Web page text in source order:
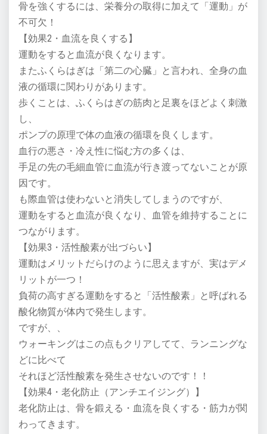
骨を強くするには、栄養分の取得に加えて「運動」が
不可欠！
【効果2・血流を良くする】
運動をすると血流が良くなります。
またふくらはぎは「第二の心臓」と言われ、全身の血
液の循環に関わりがあります。
歩くことは、ふくらはぎの筋肉と足裏をほどよく刺激
し、
ポンプの原理で体の血液の循環を良くします。
血行の悪さ・冷え性に悩む方の多くは、
手足の先の毛細血管に血流が行き渡ってないことが原
因です。
も際血管は使わないと消失してしまうのですが、
運動をすると血流が良くなり、血管を維持することに
つながります。
【効果3・活性酸素が出づらい】
運動はメリットだらけのように思えますが、実はデメ
リットが一つ！
負荷の高すぎる運動をすると「活性酸素」と呼ばれる
酸化物質が体内で発生します。
ですが、、
ウォーキングはこの点もクリアしてて、ランニングな
どに比べて
それほど活性酸素を発生させないのです！！
【効果4・老化防止（アンチエイジング）】
老化防止は、骨を鍛える・血流を良くする・筋力が関
わってきます。